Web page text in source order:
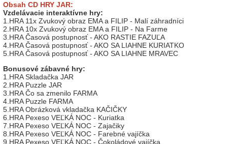
Obsah CD HRY JAR:
Vzdelávacie interaktívne hry:
1.HRA 11x Zvukový obraz EMA a FILIP - Malí záhradníci
2.HRA 10x Zvukový obraz EMA a FILIP - Na Farme
3.HRA Časová postupnosť - AKO RASTIE FAZUĽA
4.HRA Časová postupnosť - AKO SA LIAHNE KURIATKO
5.HRA Časová postupnosť - AKO SA LIAHNE MRAVEC
Bonusové zábavné hry:
1.HRA Skladačka JAR
2.HRA Puzzle JAR
3.HRA Čo sa zmenilo FARMA
4.HRA Puzzle FARMA
5.HRA Obrázková vkladačka KAČIČKY
6.HRA Pexeso VEĽKÁ NOC - Kuriatka
7.HRA Pexeso VEĽKÁ NOC - Zajačiky
8.HRA Pexeso VEĽKÁ NOC - Farebné vajíčka
9.HRA Pexeso VEĽKÁ NOC - Čokoládové vajíčka